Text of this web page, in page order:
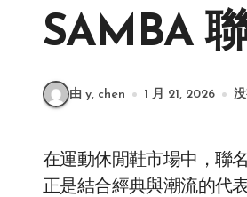
SAMBA
由 y, chen 1 月 21, 2026
在運動休閒鞋市場中，聯名款式總能吸引眾多目光，而 Adidas CLTFC X BLACK SHEEP SAMBA
正是結合經典與潮流的代